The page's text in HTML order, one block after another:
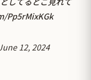
Pp5rMixKGk
12, 2024